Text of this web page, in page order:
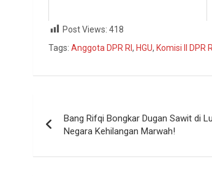
Post Views: 418
Tags: Anggota DPR RI, HGU, Komisi II DPR
Bang Rifqi Bongkar Dugan Sawit di
Negara Kehilangan Marwah!